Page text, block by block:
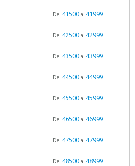
Del 41500al 41999
Del 42500al 42999
Del 43500al 43999
Del 44500al 44999
Del 45500al 45999
Del 46500al 46999
Del 47500al 47999
Del 48500al 48999